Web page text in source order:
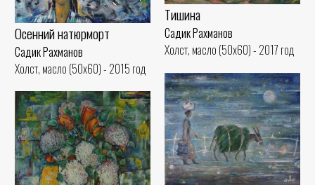
Тишина
Садик Рахманов
Холст, масло (50x60) - 2017 год
Осенний натюрморт
Садик Рахманов
Холст, масло (50x60) - 2015 год